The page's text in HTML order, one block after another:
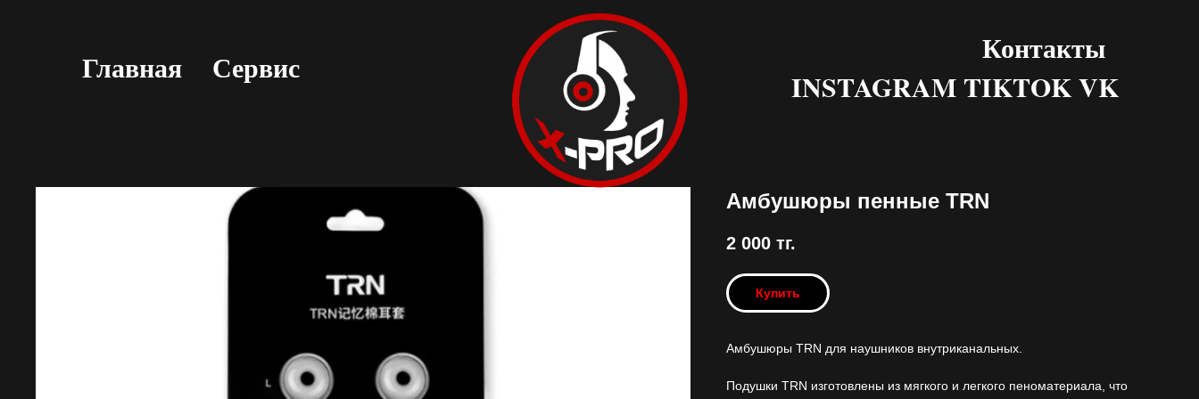
Главная Сервис
Контакты
INSTAGRAM TIKTOK VK
Амбушюры пенные TRN
2 000 тг.
Купить
Амбушюры TRN для наушников внутриканальных.
Подушки TRN изготовлены из мягкого и легкого пеноматериала, что